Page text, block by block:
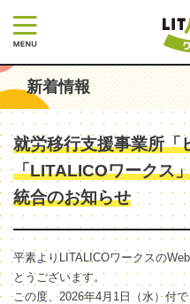
新着情報
就労移行支援事業所「
「LITALICOワークス
統合のお知らせ
平素よりLITALICOワークスの
とうございます。
この度、2026年4月1日（水）付